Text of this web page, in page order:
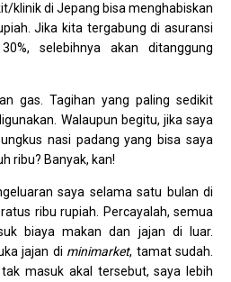
klinik di Jepang bisa menghabiskan
Jika kita tergabung di asuransi
selebihnya akan ditanggung
gas. Tagihan yang paling sedikit
Walaupun begitu, jika saya
nasi padang yang bisa saya
ribu? Banyak, kan!
saya selama satu bulan di
ribu rupiah. Percayalah, semua
biaya makan dan jajan di luar.
jajan di minimarket, tamat sudah.
masuk akal tersebut, saya lebih